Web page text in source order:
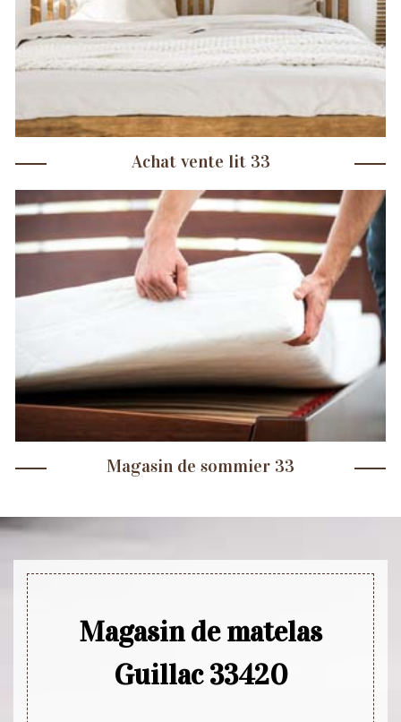
Achat vente lit 33
Magasin de sommier 33
Magasin de matelas
Guillac 33420